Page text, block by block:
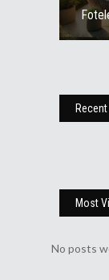
Most
No posts